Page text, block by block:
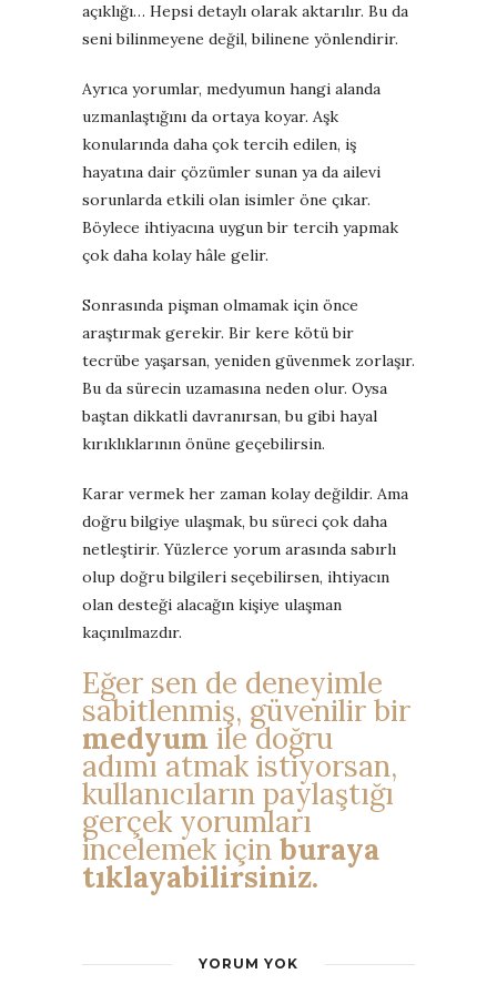
açıklığı… Hepsi detaylı olarak aktarılır. Bu da
seni bilinmeyene değil, bilinene yönlendirir.
Ayrıca yorumlar, medyumun hangi alanda
uzmanlaştığını da ortaya koyar. Aşk
konularında daha çok tercih edilen, iş
hayatına dair çözümler sunan ya da ailevi
sorunlarda etkili olan isimler öne çıkar.
Böylece ihtiyacına uygun bir tercih yapmak
çok daha kolay hâle gelir.
Sonrasında pişman olmamak için önce
araştırmak gerekir. Bir kere kötü bir
tecrübe yaşarsan, yeniden güvenmek zorlaşır.
Bu da sürecin uzamasına neden olur. Oysa
baştan dikkatli davranırsan, bu gibi hayal
kırıklıklarının önüne geçebilirsin.
Karar vermek her zaman kolay değildir. Ama
doğru bilgiye ulaşmak, bu süreci çok daha
netleştirir. Yüzlerce yorum arasında sabırlı
olup doğru bilgileri seçebilirsen, ihtiyacın
olan desteği alacağın kişiye ulaşman
kaçınılmazdır.
Eğer sen de deneyimle
sabitlenmiş, güvenilir bir
medyum ile doğru
adımı atmak istiyorsan,
kullanıcıların paylaştığı
gerçek yorumları
incelemek için buraya
tıklayabilirsiniz.
YORUM YOK